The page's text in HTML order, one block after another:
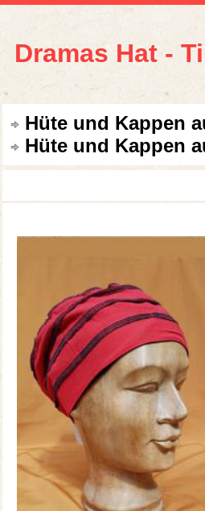
Dramas Hat -
Hüte und Kappen
Hüte und Kappen